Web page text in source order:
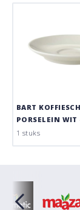
BART
PORSELEIN
1 stuks